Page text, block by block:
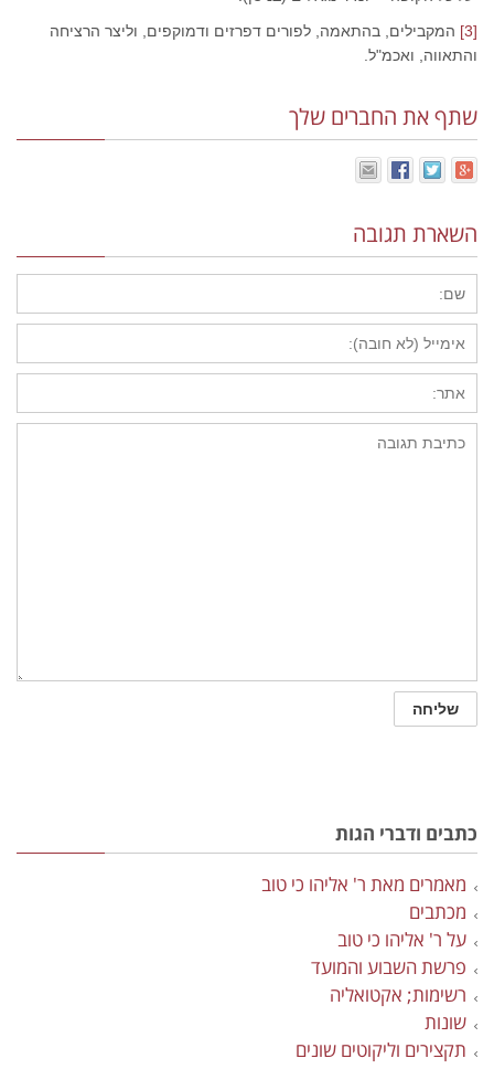
[3]
המקבילים, בהתאמה, לפורים דפרזים ודמוקפים, וליצר הרציחה
והתאווה, ואכמ"ל.
שתף את החברים שלך
השארת תגובה
כתבים ודברי הגות
מאמרים מאת ר' אליהו כי טוב
מכתבים
על ר' אליהו כי טוב
פרשת השבוע והמועד
רשימות; אקטואליה
שונות
תקצירים וליקוטים שונים